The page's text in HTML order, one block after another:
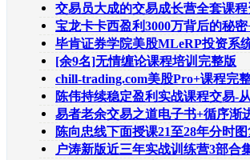
交易员大成的交易成长营全套课
宝龙卡卡西盈利3000万背后的秘
月如何翻倍陈文
毕肯证券学院美股MLeRP投资系
[余9名]无情缠论课程培训完整版
chill-trading.com美股Pro+课程完
员YC日内交易
陈伟持续稳定盈利实战课程交易-
+双顺交易法则共
易者老余交易之道电子书+循序渐
为盈必修课+全周
陈向忠线下面授课21至28年分时
送日内短线期货
户涛新版近三年实战训练营3部合